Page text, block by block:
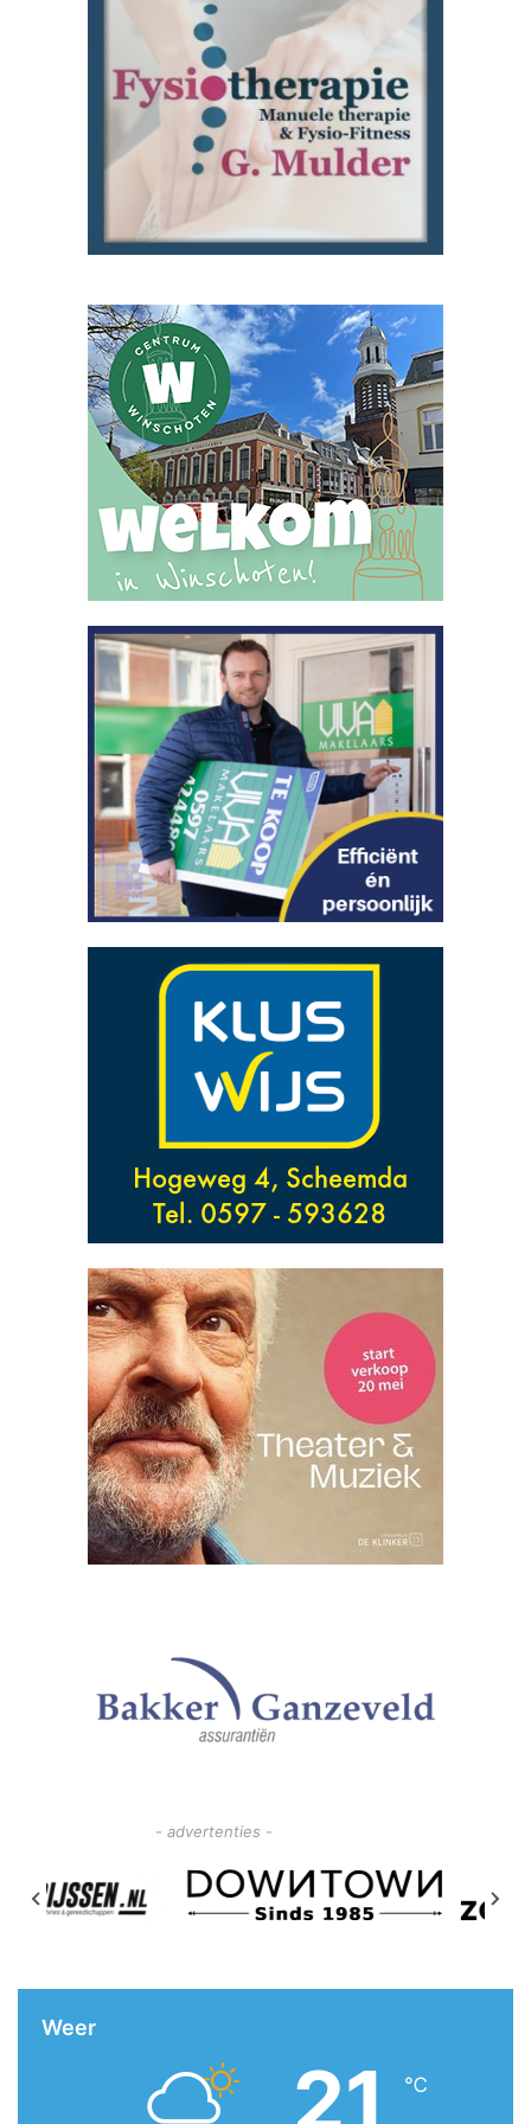
- advertenties -
Weer
21 ℃